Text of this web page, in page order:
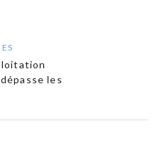
les